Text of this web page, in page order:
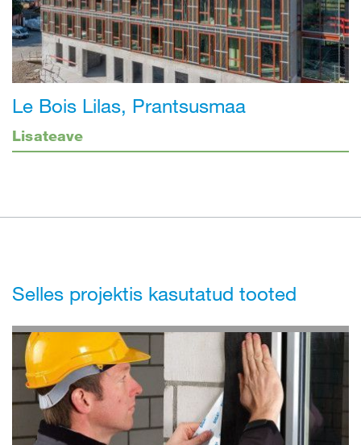
Le Bois Lilas, Prantsusmaa
Lisateave
Selles projektis kasutatud tooted